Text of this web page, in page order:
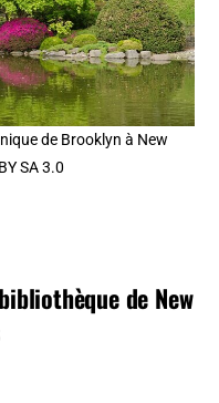
de Brooklyn à New
SA 3.0
de New